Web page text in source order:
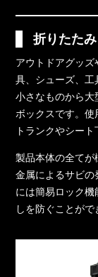
折りたた
アウトドアグッズ
具、シューズ、工
小さなものから大
ボックスです。
トランクやシート
製品本体の全てが
金属によるサビ
には簡易ロック機
しを防ぐことがで